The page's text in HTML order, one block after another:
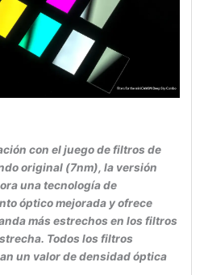
con el juego de filtros de
original (7nm), la versión
una tecnología de
óptico mejorada y ofrece
más estrechos en los filtros
Todos los filtros
un valor de densidad óptica